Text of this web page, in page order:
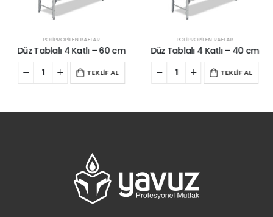
POLİPROPİLEN RAFLAR
Düz Tablalı 4 Katlı – 60 cm
TEKLİF AL
POLİPROPİLEN RAFLAR
Düz Tablalı 4 Katlı – 40 cm
TEKLİF AL